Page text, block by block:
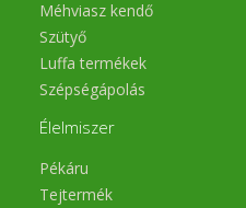
Méhviasz kendő
Szütyő
Luffa termékek
Szépségápolás
Élelmiszer
Pékáru
Tejtermék